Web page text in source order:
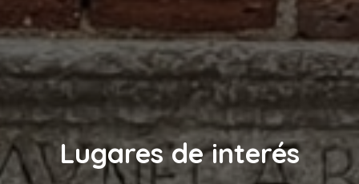
Lugares de interés